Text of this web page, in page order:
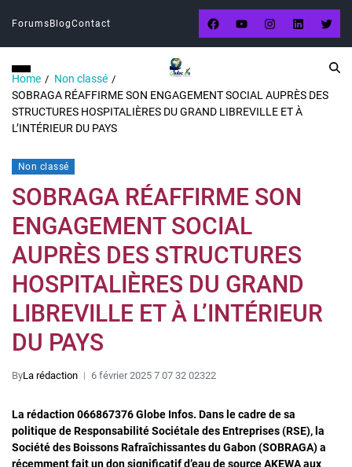
Forums BlogContact
Home
Non classé
SOBRAGA RÉAFFIRME SON ENGAGEMENT SOCIAL AUPRÈS DES
STRUCTURES HOSPITALIÈRES DU GRAND LIBREVILLE ET À
L’INTÉRIEUR DU PAYS
Non classé
SOBRAGA RÉAFFIRME SON
ENGAGEMENT SOCIAL
AUPRÈS DES STRUCTURES
HOSPITALIÈRES DU GRAND
LIBREVILLE ET À L’INTÉRIEUR
DU PAYS
ByLa rédaction 6 février 2025 7 07 32 02322
La rédaction 066867376 Globe Infos. Dans le cadre de sa
politique de Responsabilité Sociétale des Entreprises (RSE), la
Société des Boissons Rafraîchissantes du Gabon (SOBRAGA) a
récemment fait un don significatif d’eau de source AKEWA aux